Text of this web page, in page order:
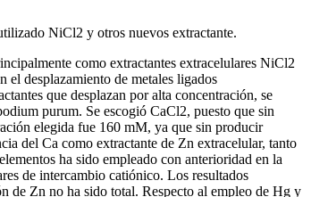
NiCl2 y otros nuevos extractante.
como extractantes extracelulares NiCl2
el desplazamiento de metales ligados
que desplazan por alta concentración, se
purum. Se escogió CaCl2, puesto que sin
elegida fue 160 mM, ya que sin producir
del Ca como extractante de Zn extracelular, tanto
ha sido empleado con anterioridad en la
de intercambio catiónico. Los resultados
de Zn no ha sido total. Respecto al empleo de Hg y